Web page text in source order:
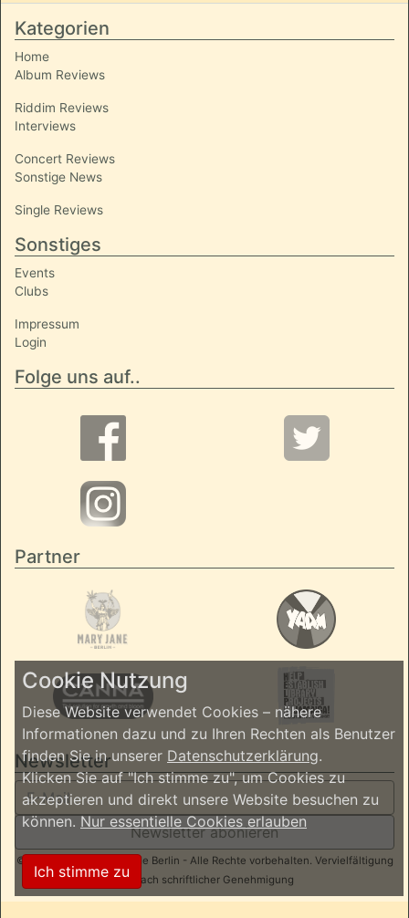
Kategorien
Home
Album Reviews
Riddim Reviews
Interviews
Concert Reviews
Sonstige News
Single Reviews
Sonstiges
Events
Clubs
Impressum
Login
Folge uns auf..
Partner
Newsletter
Newsletter abonieren
© 2026 ReggaeInBerlin.de Berlin - Alle Rechte vorbehalten. Vervielfältigung
nur nach schriftlicher Genehmigung
Cookie Nutzung
Diese Website verwendet Cookies – nähere
Informationen dazu und zu Ihren Rechten als Benutzer
finden Sie in unserer Datenschutzerklärung.
Klicken Sie auf "Ich stimme zu", um Cookies zu
akzeptieren und direkt unsere Website besuchen zu
können.Nur essentielle Cookies erlauben
Ich stimme zu